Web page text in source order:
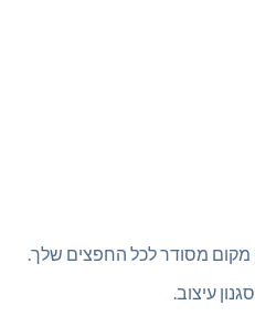
מסודר לכל החפצים שלך.
עיצוב.